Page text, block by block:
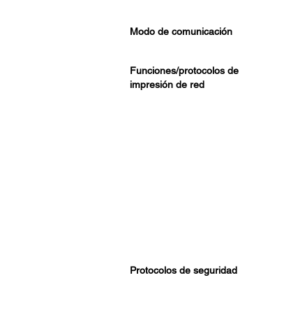
Modo de comunicación
Funciones/protocolos de
impresión de red
Protocolos de seguridad